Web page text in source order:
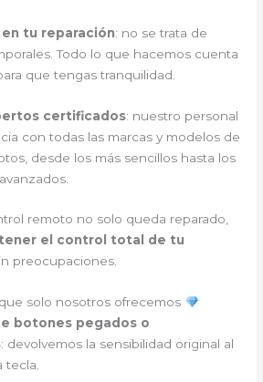
tu reparación: no se trata de
Todo lo que hacemos cuenta
que tengas tranquilidad.
certificados: nuestro personal
con todas las marcas y modelos de
desde los más sencillos hasta los
remoto no solo queda reparado,
el control total de tu
preocupaciones.
solo nosotros ofrecemos
botones pegados o
: devolvemos la sensibilidad original al
tecla.